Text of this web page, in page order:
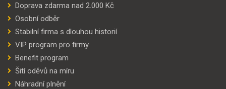
Doprava zdarma nad 2.000 Kč
Osobní odběr
Stabilní firma s dlouhou historií
VIP program pro firmy
Benefit program
Šití oděvů na míru
Náhradní plnění